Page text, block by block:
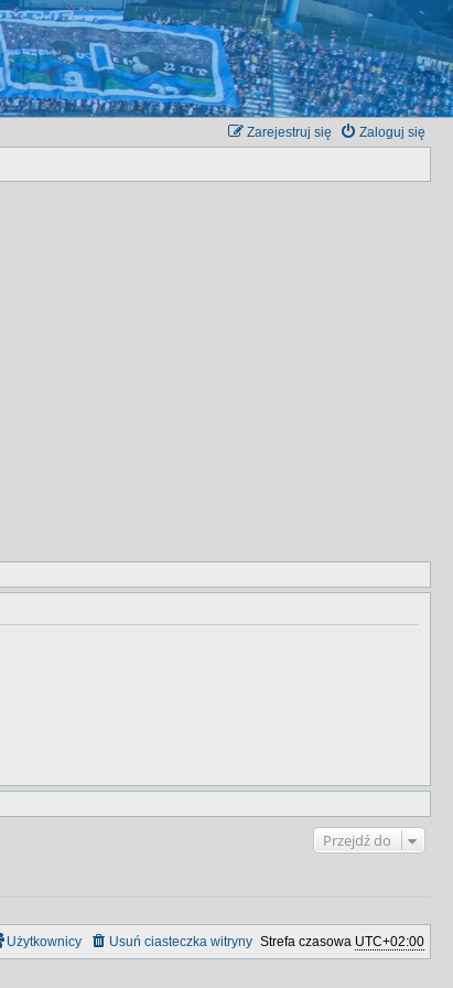
Zaloguj się
Zarejestruj się
Przejdź do
Strefa czasowa UTC+02:00
Usuń ciasteczka witryny
Użytkownicy